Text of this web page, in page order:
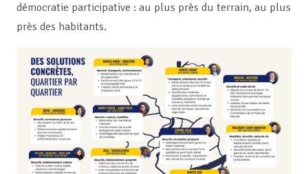
démocratie participative : au plus près du terrain, au plus
près des habitants.